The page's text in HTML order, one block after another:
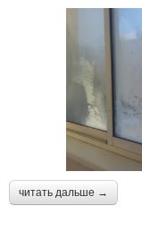
читать дальше →